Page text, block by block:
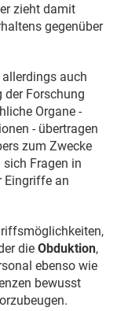
zieht damit
gegenüber
auch
der Forschung
Organe -
- übertragen
zum Zwecke
sich Fragen in
Eingriffe an
die Obduktion,
ebenso wie
bewusst